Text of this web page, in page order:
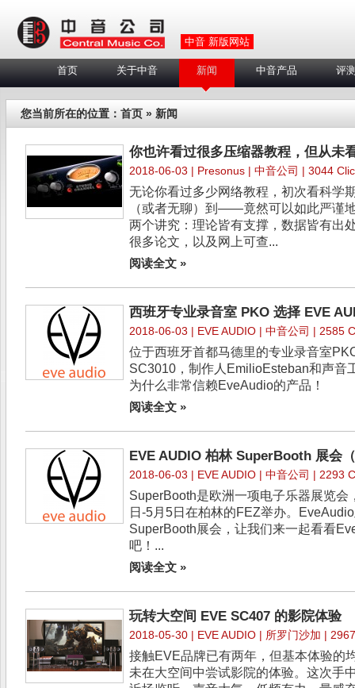
中音 新版网站
首页 关于中音 新闻 中音产品 评
您当前所在的位置： 首页 » 新闻
你也许看过很多压缩器教程，但从未
2018-06-03 | Presonus | 中音公司 | 3044
无论你看过多少网络教程，初次看科学
（或者无聊）到——竟然可以如此严谨
两个讲究：理论皆有支撑，数据皆有出
很多论文，以及网上可查...
阅读全文 »
西班牙专业录音室 PKO 选择 EVE
2018-06-03 | EVE AUDIO | 中音公司 | 2585
位于西班牙首都马德里的专业录音室
SC3010，制作人EmilioEsteban和声音
为什么非常信赖EveAudio的产品！
阅读全文 »
EVE AUDIO 柏林 SuperBooth 展会
2018-06-03 | EVE AUDIO | 中音公司 | 2293
SuperBooth是欧洲一项电子乐器展览
日-5月5日在柏林的FEZ举办。
SuperBooth展会，让我们来一起看看
吧！...
阅读全文 »
玩转大空间 EVE SC407 的影院体验
2018-05-30 | EVE AUDIO | 所罗门沙加 |
接触EVE品牌已有两年，但基本体验的
未在大空间中尝试影院的体验。这次手